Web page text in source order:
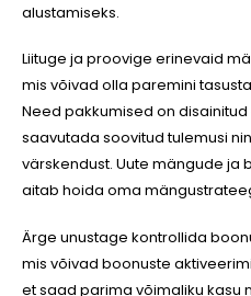
alustamiseks.
Liituge ja proovige erinevaid
mis võivad olla paremini
Need pakkumised on
saavutada soovitud tulemusi
värskendust. Uute mängude ja
aitab hoida oma
Ärge unustage kontrollida
mis võivad boonuste
et saad parima võimaliku kasu